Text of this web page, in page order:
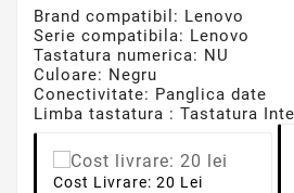
Brand compatibil: Lenovo
Serie compatibila: Lenovo
Tastatura numerica: NU
Culoare: Negru
Conectivitate: Panglica date
Limba tastatura : Tastatura
Cost Livrare: 20 Lei